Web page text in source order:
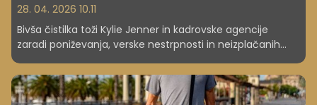
28. 04. 2026 10.11
Bivša čistilka toži Kylie Jenner in kadrovske agencije
zaradi poniževanja, verske nestrpnosti in neizplačanih